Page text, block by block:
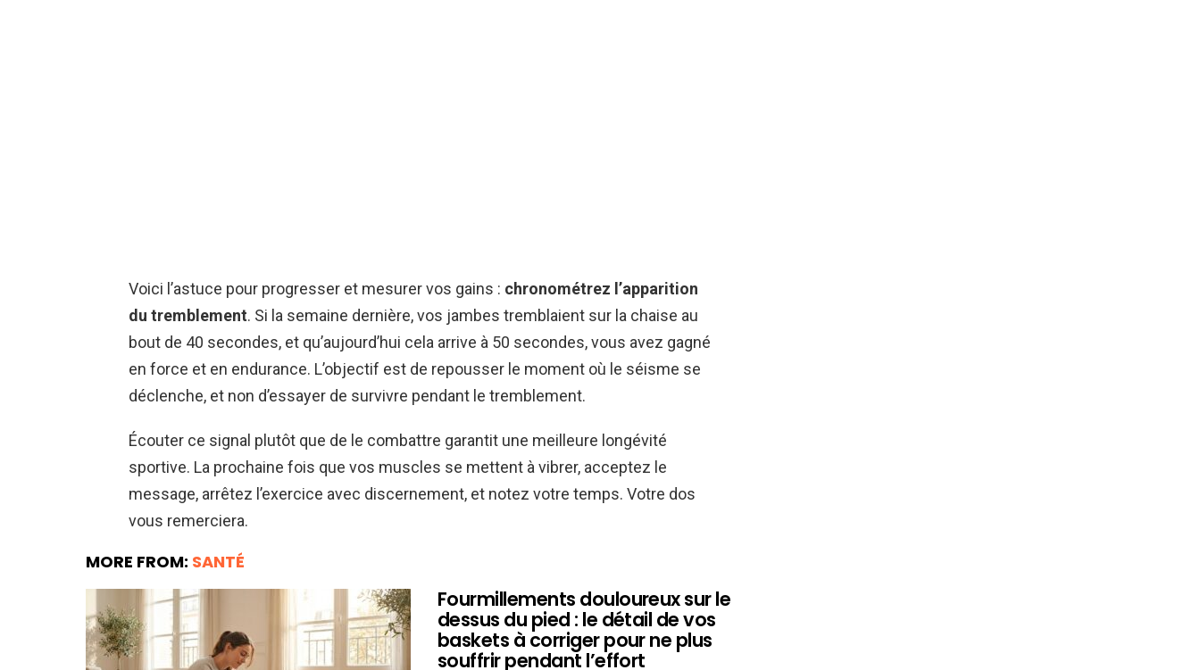
Voici l’astuce pour progresser et mesurer vos gains : chronométrez l’apparition
du tremblement. Si la semaine dernière, vos jambes tremblaient sur la chaise au
bout de 40 secondes, et qu’aujourd’hui cela arrive à 50 secondes, vous avez gagné
en force et en endurance. L’objectif est de repousser le moment où le séisme se
déclenche, et non d’essayer de survivre pendant le tremblement.
Écouter ce signal plutôt que de le combattre garantit une meilleure longévité
sportive. La prochaine fois que vos muscles se mettent à vibrer, acceptez le
message, arrêtez l’exercice avec discernement, et notez votre temps. Votre dos
vous remerciera.
MORE FROM: SANTÉ
Fourmillements douloureux sur le
dessus du pied : le détail de vos
baskets à corriger pour ne plus
souffrir pendant l’effort